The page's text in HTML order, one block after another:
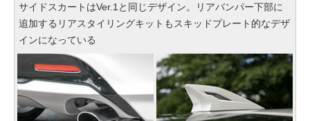
サイドスカートはVer.1と同じデザイン。リアバンパー下部に
追加するリアスタイリングキットもスキッドプレート的なデザ
インになっている